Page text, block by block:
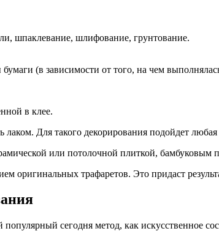
шпаклевание, шлифование, грунтование.
(в зависимости от того, на чем
в клее.
Для такого декорирования подойдет
или потолочной плиткой, бамбуковым
оригинальных трафаретов. Это придаст
популярный сегодня метод, как искусственное